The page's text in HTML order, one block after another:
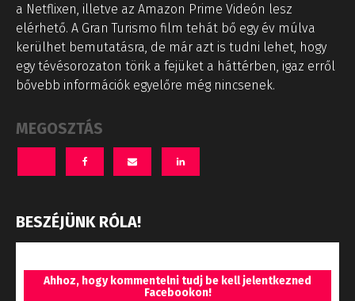
a Netflixen, illetve az Amazon Prime Videón lesz
elérhető. A Gran Turismo film tehát bő egy év múlva
kerülhet bemutatásra, de már azt is tudni lehet, hogy
egy tévésorozaton törik a fejüket a háttérben, igaz erről
bővebb információk egyelőre még nincsenek.
MEGOSZTÁS
BESZÉJÜNK RÓLA!
Ahhoz, hogy kommentelni tudj be kell jelentkezned
Facebookon!